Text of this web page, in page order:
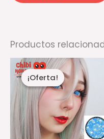
Productos
¡Oferta!
¡Oferta!
El
precio
era:
El
precio
actual
es: